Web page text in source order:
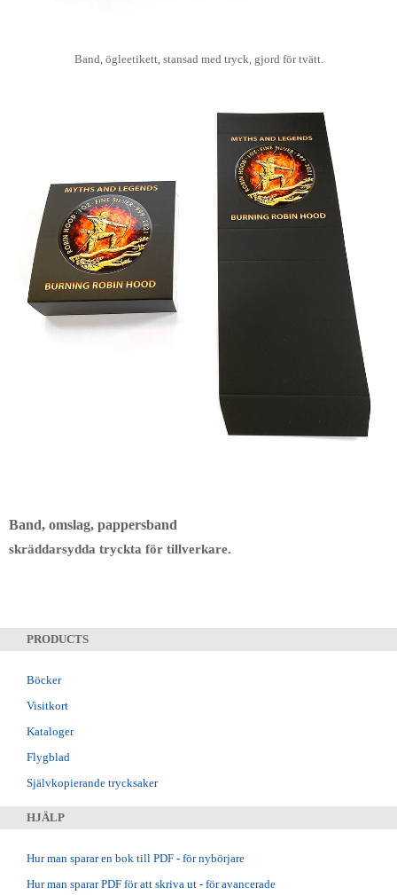
Band, ögleetikett, stansad med tryck, gjord för tvätt.
Band, omslag, pappersband
skräddarsydda tryckta för tillverkare.
PRODUCTS
Böcker
Visitkort
Kataloger
Flygblad
Självkopierande trycksaker
HJÄLP
Hur man sparar en bok till PDF - för nybörjare
Hur man sparar PDF för att skriva ut - för avancerade